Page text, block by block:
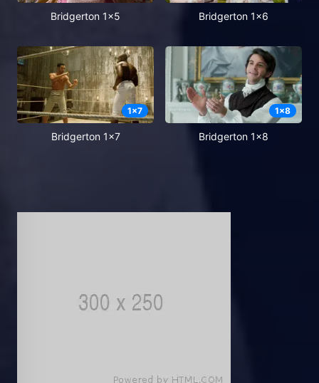
Bridgerton 1x5 Bridgerton 1x6
1x7
Bridgerton 1x7
1x8
Bridgerton 1x8